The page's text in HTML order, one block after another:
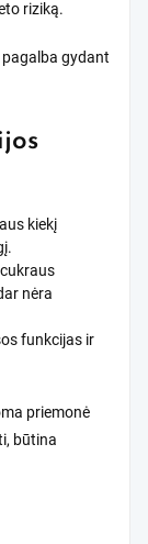
riziką.
gydant
kiekį
nėra
funkcijas ir
priemonė
būtina